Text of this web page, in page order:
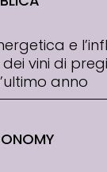
e
vini di
anno